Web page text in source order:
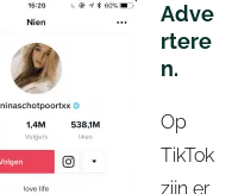
Adve
rtere
n.
Op
TikTok
zijn er